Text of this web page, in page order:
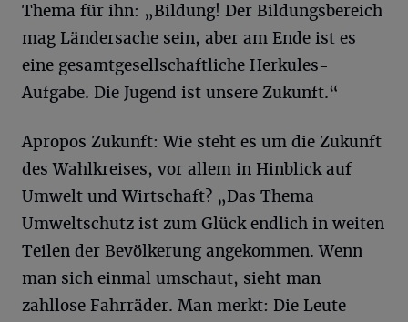
Thema für ihn: „Bildung! Der Bildungsbereich
mag Ländersache sein, aber am Ende ist es
eine gesamtgesellschaftliche Herkules-
Aufgabe. Die Jugend ist unsere Zukunft.“
Apropos Zukunft: Wie steht es um die Zukunft
des Wahlkreises, vor allem in Hinblick auf
Umwelt und Wirtschaft? „Das Thema
Umweltschutz ist zum Glück endlich in weiten
Teilen der Bevölkerung angekommen. Wenn
man sich einmal umschaut, sieht man
zahllose Fahrräder. Man merkt: Die Leute